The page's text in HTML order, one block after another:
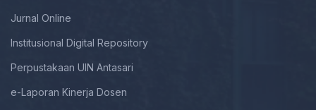
Jurnal Online
Institusional Digital Repository
Perpustakaan UIN Antasari
e-Laporan Kinerja Dosen